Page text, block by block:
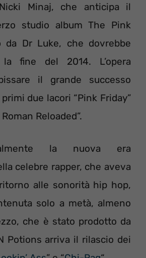
Minaj, che anticipa il
studio album The Pink
da Dr Luke, che dovrebbe
fine del 2014. L’opera
il grande successo
due lacori “Pink Friday”
Reloaded”.
la nuova era
celebre rapper, che aveva
alle sonorità hip hop,
solo a metà, almeno
che è stato prodotto da
Potions arriva il rilascio dei